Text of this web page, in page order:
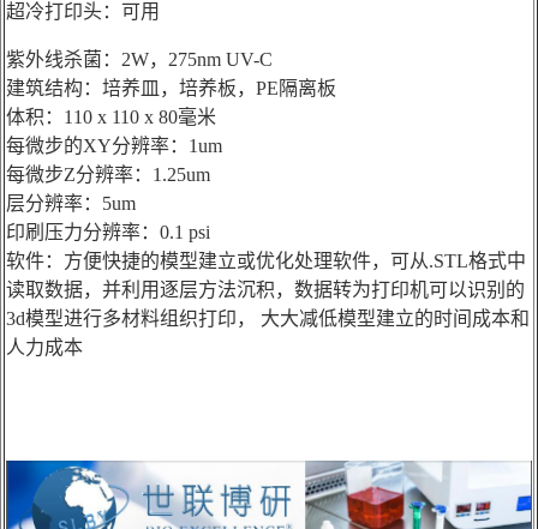
超冷打印头：可用
紫外线杀菌：2W，275nm UV-C
建筑结构：培养皿，培养板，PE隔离板
体积：110 x 110 x 80毫米
每微步的XY分辨率：1um
每微步Z分辨率：1.25um
层分辨率：5um
印刷压力分辨率：0.1 psi
软件：方便快捷的模型建立或优化处理软件，可从.STL格式中
读取数据，并利用逐层方法沉积，数据转为打印机可以识别的
3d模型进行多材料组织打印， 大大减低模型建立的时间成本和
人力成本